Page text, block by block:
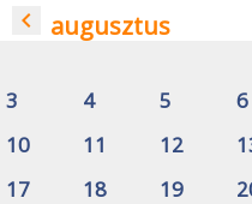
navigate_before augusztus
3
4 5 6
10
11 12
17
18 19